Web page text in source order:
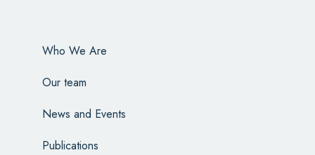
Who We Are
Our team
News and Events
Publications